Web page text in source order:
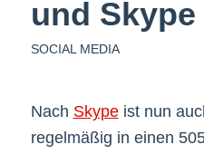
und Skype
SOCIAL MEDIA
Nach Skypeist nun
regelmäßig in einen